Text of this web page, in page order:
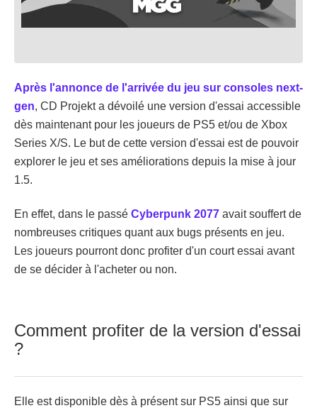
Après l'annonce de l'arrivée du jeu sur consoles next-
gen, CD Projekt a dévoilé une version d'essai accessible
dès maintenant pour les joueurs de PS5 et/ou de Xbox
Series X/S. Le but de cette version d'essai est de pouvoir
explorer le jeu et ses améliorations depuis la mise à jour
1.5.
En effet, dans le passé Cyberpunk 2077 avait souffert de
nombreuses critiques quant aux bugs présents en jeu.
Les joueurs pourront donc profiter d'un court essai avant
de se décider à l'acheter ou non.
Comment profiter de la version d'essai
?
Elle est disponible dès à présent sur PS5 ainsi que sur